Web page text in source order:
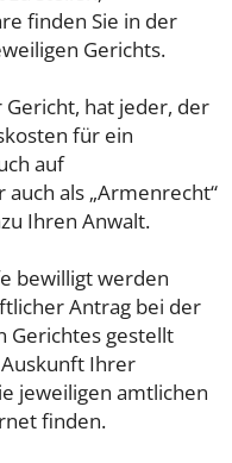
finden Sie in der
Gerichts.
hat jeder, der
für ein
auf
als „Armenrecht“
Ihren Anwalt.
bewilligt werden
Antrag bei der
Gerichtes gestellt
Ihrer
jeweiligen amtlichen
finden.